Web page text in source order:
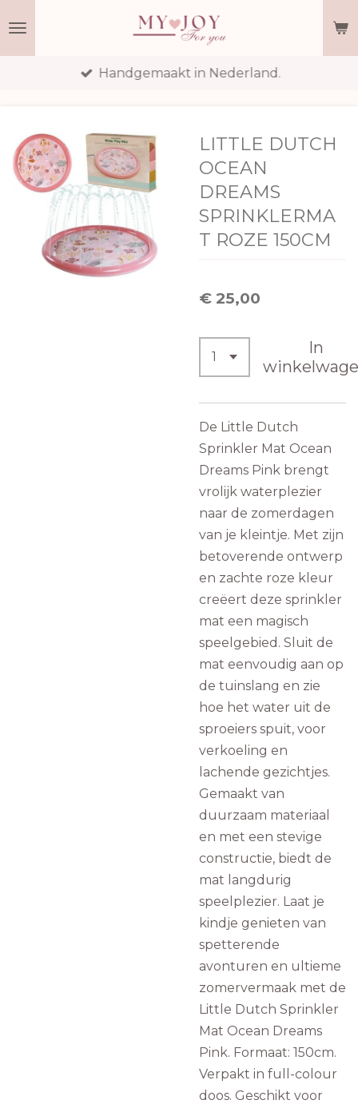
Handgemaakt in Nederland.
LITTLE DUTCH
OCEAN
DREAMS
SPRINKLERMA
T ROZE 150CM
€ 25,00
In
De Little Dutch
Sprinkler Mat Ocean
Dreams Pink brengt
vrolijk waterplezier
naar de zomerdagen
van je kleintje. Met zijn
betoverende ontwerp
en zachte roze kleur
creëert deze sprinkler
mat een magisch
speelgebied. Sluit de
mat eenvoudig aan op
de tuinslang en zie
hoe het water uit de
sproeiers spuit, voor
verkoeling en
lachende gezichtjes.
Gemaakt van
duurzaam materiaal
en met een stevige
constructie, biedt de
mat langdurig
speelplezier. Laat je
kindje genieten van
spetterende
avonturen en ultieme
zomervermaak met de
Little Dutch Sprinkler
Mat Ocean Dreams
Pink. Formaat: 150cm.
Verpakt in full-colour
doos. Geschikt voor